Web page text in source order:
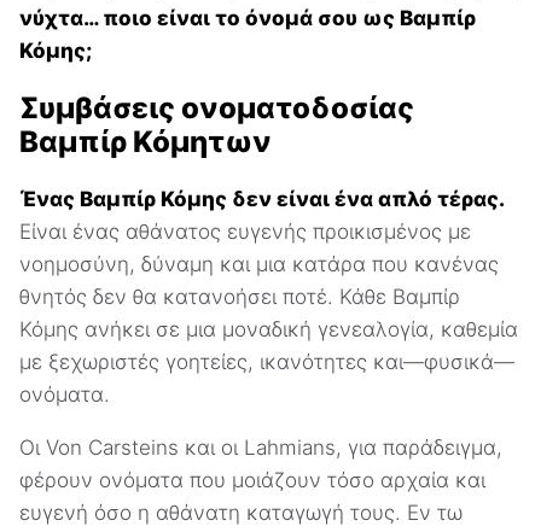
νύχτα… ποιο είναι το όνομά σου ως Βαμπίρ
Κόμης;
Συμβάσεις ονοματοδοσίας
Βαμπίρ Κόμητων
Ένας Βαμπίρ Κόμης δεν είναι ένα απλό τέρας.
Είναι ένας αθάνατος ευγενής προικισμένος με
νοημοσύνη, δύναμη και μια κατάρα που κανένας
θνητός δεν θα κατανοήσει ποτέ. Κάθε Βαμπίρ
Κόμης ανήκει σε μια μοναδική γενεαλογία, καθεμία
με ξεχωριστές γοητείες, ικανότητες και—φυσικά—
ονόματα.
Οι Von Carsteins και οι Lahmians, για παράδειγμα,
φέρουν ονόματα που μοιάζουν τόσο αρχαία και
ευγενή όσο η αθάνατη καταγωγή τους. Εν τω